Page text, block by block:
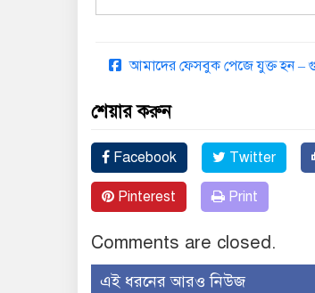
আমাদের ফেসবুক পেজে যুক্ত হন
শেয়ার করুন
Facebook Twitter
Pinterest Print
Comments are closed.
এই ধরনের আরও নিউজ